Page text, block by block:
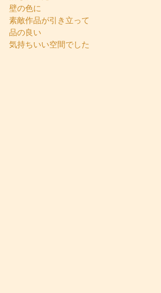
壁の色に
素敵作品が引き立って
品の良い
気持ちいい空間でした